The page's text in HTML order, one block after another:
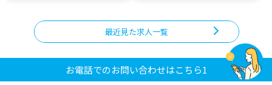
最近見た求人一覧
お電話でのお問い合わせはこちら1